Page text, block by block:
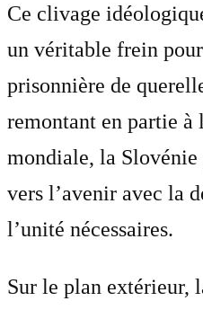
Ce clivage
un véritable frein
prisonnière de
remontant en partie à
mondiale, la Slovénie
vers l’avenir avec la
l’unité nécessaires.
Sur le plan extérieur,